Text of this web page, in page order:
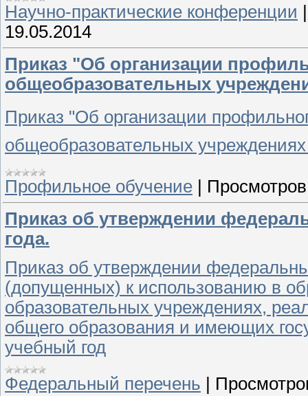
Научно-практические конференции
19.05.2014
Приказ "Об организации
общеобразовательных
Приказ "Об организации
общеобразовательных учреждениях
Профильное обучение |
Приказ об утверждении
года.
Приказ об утверждении
(допущенных) к использованию в
образовательных учреждениях,
общего образования и имеющих
учебный год
Федеральный перечень